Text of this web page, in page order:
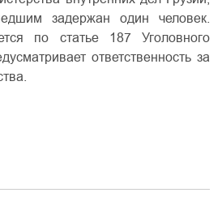
задержан один человек.
по статье 187 Уголовного
ответственность за